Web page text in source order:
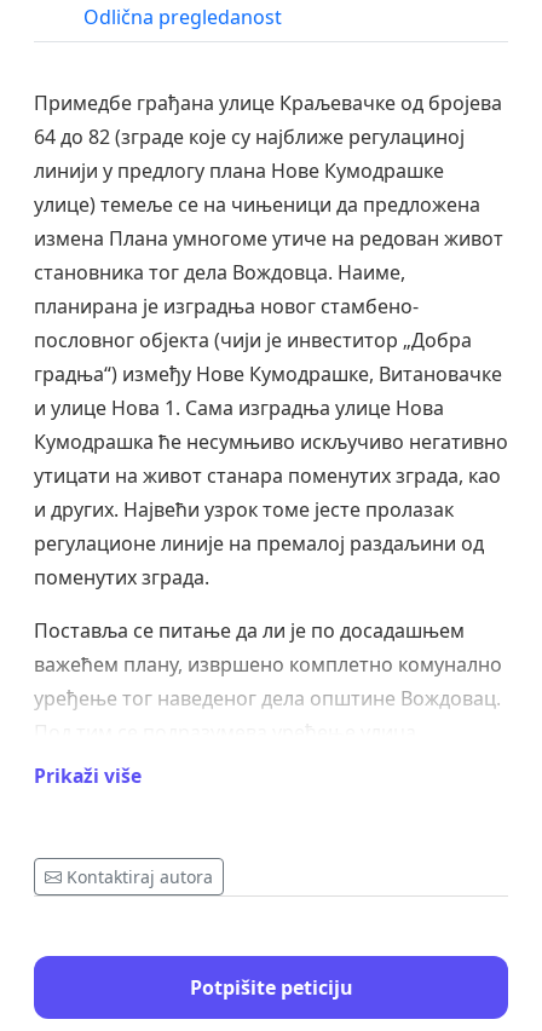
Odlična pregledanost
Примедбе грађана улице Краљевачке од бројева
64 до 82 (зграде које су најближе регулациној
линији у предлогу плана Нове Кумодрашке
улице) темеље се на чињеници да предложена
измена Плана умногоме утиче на редован живот
становника тог дела Вождовца. Наиме,
планирана је изградња новог стамбено-
пословног објекта (чији је инвеститор „Добра
градња“) између Нове Кумодрашке, Витановачке
и улице Нова 1. Сама изградња улице Нова
Кумодрашка ће несумњиво искључиво негативно
утицати на живот станара поменутих зграда, као
и других. Највећи узрок томе јесте пролазак
регулационе линије на премалој раздаљини од
поменутих зграда.
Поставља се питање да ли је по досадашњем
важећем плану, извршено комплетно комунално
уређење тог наведеног дела општине Вождовац.
тротоара, као и уређење водоводне уличне
падавинама које најчешће изазивају велике
проблеме и остављају дугорочне последице, јер
плави их. Ово представља проблем јер је у
влажним подрумима немогуће сачувати ниво
Prikaži više
Kontaktiraj autora
Potpišite peticiju